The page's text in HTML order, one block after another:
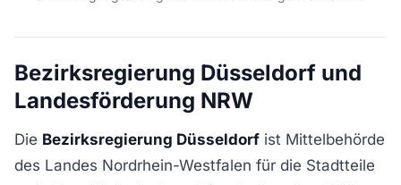
Bezirksregierung Düsseldorf und
Landesförderung NRW
Die Bezirksregierung Düsseldorf ist Mittelbehörde
des Landes Nordrhein-Westfalen für die Stadtteile